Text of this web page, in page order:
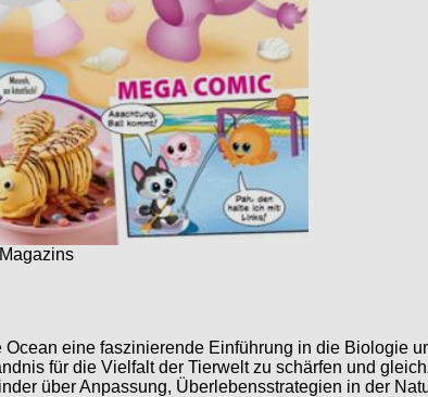
eine faszinierende Einführung in die Biologie
für die Vielfalt der Tierwelt zu schärfen und
über Anpassung, Überlebensstrategien in der